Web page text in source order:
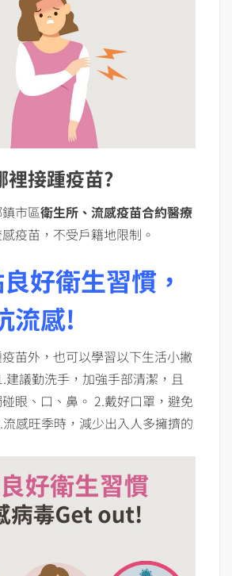
裡接踵疫苗?
市區衛生所、流感疫苗合約醫療
疫苗，不受戶籍地限制。
好衛生習慣，
流感!
苗外，也可以學習以下生活小撇
建議勤洗手，加強手部清潔，且
眼、口、鼻。 2.戴好口罩，避免
感旺季時，減少出入人多擁擠的